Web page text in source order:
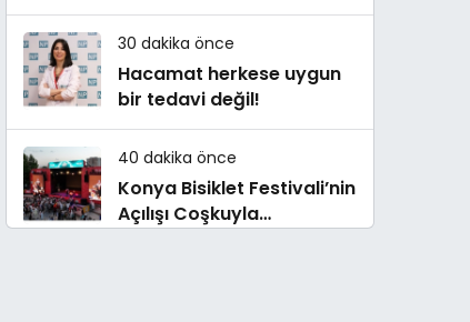
30 dakika önce
Hacamat herkese uygun
bir tedavi değil!
40 dakika önce
Konya Bisiklet Festivali’nin
Açılışı Coşkuyla